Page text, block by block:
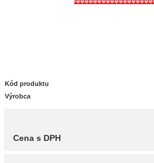
Kód produktu
Výrobca
Cena s DPH